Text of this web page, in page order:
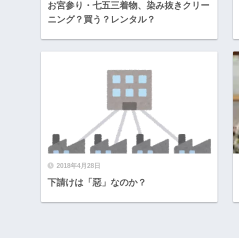
お宮参り・七五三着物、染み抜きクリー
ニング？買う？レンタル？
2018年4月28日
下請けは「惡」なのか？